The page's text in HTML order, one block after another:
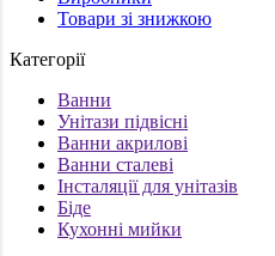
Товари зі знижкою
Категорії
Ванни
Унітази підвісні
Ванни акрилові
Ванни сталеві
Інсталяції для унітазів
Біде
Кухонні мийки